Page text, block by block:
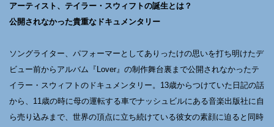
アーティスト、テイラー・スウィフトの誕生とは？
公開されなかった貴重なドキュメンタリー
ソングライター、パフォーマーとしてありったけの思いを打ち明けたデ
ビュー前からアルバム『Lover』の制作舞台裏まで公開されなかったテ
イラー・スウィフトのドキュメンタリー。13歳からつけていた日記の話
から、11歳の時に母の運転する車でナッシュビルにある音楽出版社に自
ら売り込みまで、世界の頂点に立ち続けている彼女の素顔に迫ると同時